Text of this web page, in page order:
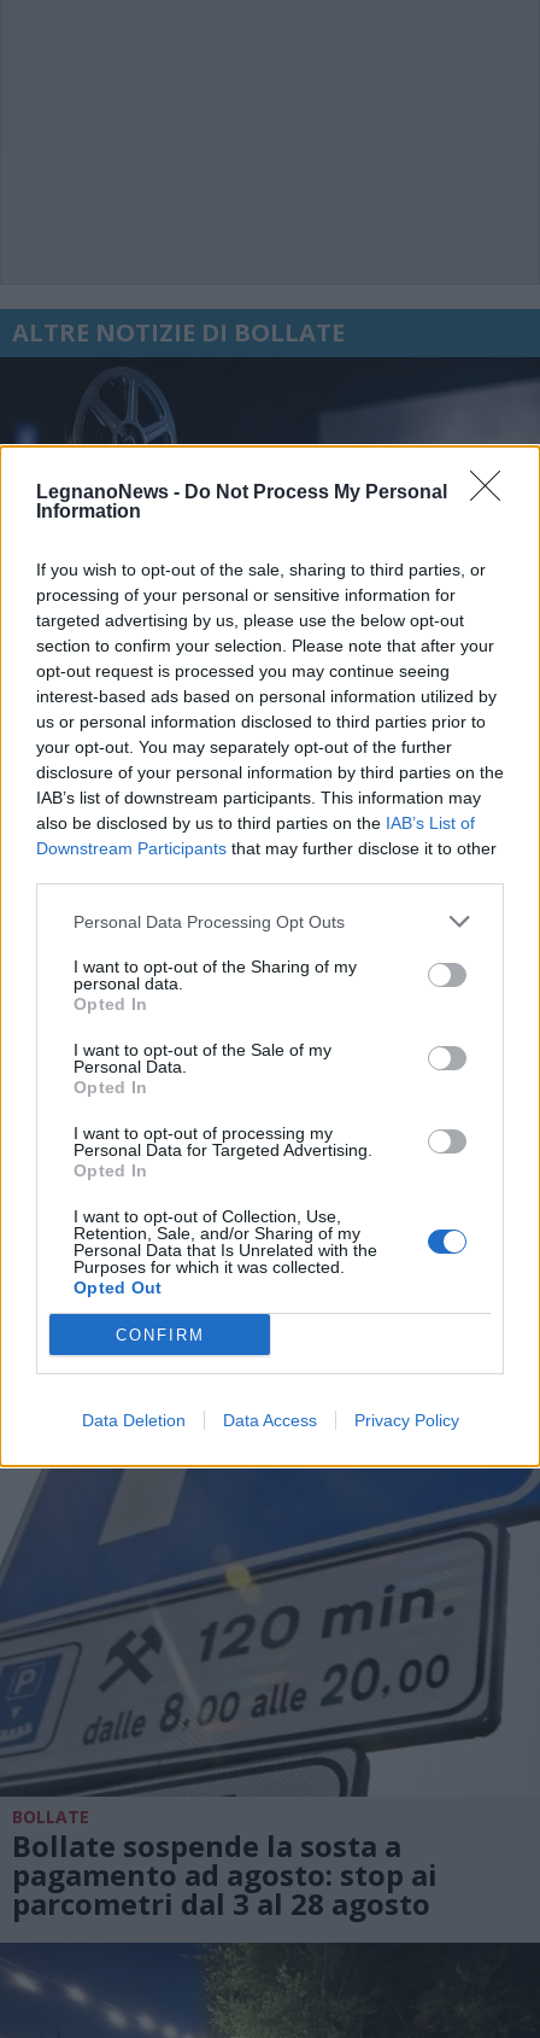
LegnanoNews - Do Not Process My Personal
Information
If you wish to opt-out of the sale, sharing to third parties, or
processing of your personal or sensitive information for
targeted advertising by us, please use the below opt-out
section to confirm your selection. Please note that after your
opt-out request is processed you may continue seeing
interest-based ads based on personal information utilized by
us or personal information disclosed to third parties prior to
your opt-out. You may separately opt-out of the further
disclosure of your personal information by third parties on the
IAB’s list of downstream participants. This information may
also be disclosed by us to third parties on the IAB’s List of
Downstream Participants that may further disclose it to other
Personal Data Processing Opt Outs
I want to opt-out of the Sharing of my
personal data.
Opted In
I want to opt-out of the Sale of my
Personal Data.
Opted In
I want to opt-out of processing my
Personal Data for Targeted Advertising.
Opted In
I want to opt-out of Collection, Use,
Retention, Sale, and/or Sharing of my
Personal Data that Is Unrelated with the
Purposes for which it was collected.
Opted Out
CONFIRM
Data Deletion Data Access Privacy Policy
ALTRE NOTIZIE DI BOLLATE
EVENTI
Eventi della prima settimana di
agosto a Legnano tra cinema e
musica
Ferragosto a Villa Arconati,
apertura straordinaria con visite,
pranzo e giardini aperti
BOLLATE
Bollate sospende la sosta a
pagamento ad agosto: stop ai
parcometri dal 3 al 28 agosto